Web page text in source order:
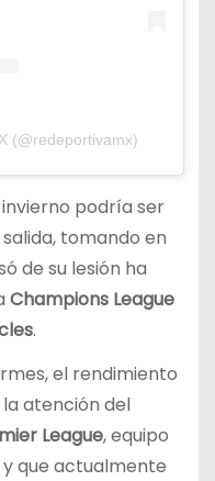
(@redeportivamx)
podría ser
tomando en
de su lesión ha
Champions League
.
el rendimiento
atención del
League, equipo
que actualmente